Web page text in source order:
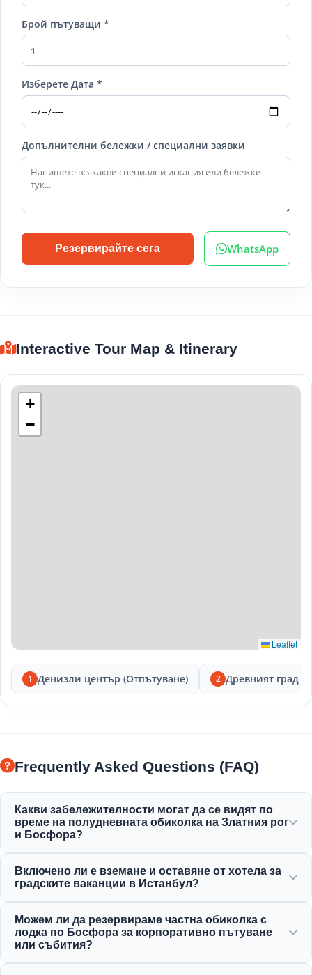
Брой пътуващи *
Изберете Дата *
Допълнителни бележки / специални заявки
Резервирайте сега WhatsApp
Interactive Tour Map & Itinerary
+
−
Leaflet
1 Денизли център (Отпътуване) 2 Древният град
Frequently Asked Questions (FAQ)
Какви забележителности могат да се видят по
време на полудневната обиколка на Златния рог
и Босфора?
рог, Босфорския мост, двореца Долмабахче, джамията
Ортакьой, крепостта Румели Хисар и елегантни
Включено ли е вземане и оставяне от хотела за
градските ваканции в Истанбул?
централно разположени хотели в районите
Султанахмет, Таксим и околностите.
Можем ли да резервираме частна обиколка с
лодка по Босфора за корпоративно пътуване
или събития?